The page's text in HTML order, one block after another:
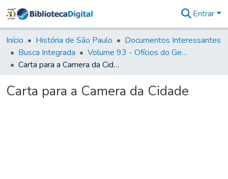
&
Coleções
Tudo na
Biblioteca
Estatísticas
Entrar
Início História de São Paulo
Documentos Interessantes
Busca Integrada
Volume 93 - Ofícios do General D. Luiz em favor da praça do Iguatemi (1775)
Carta para a Camera da Cidade
Carta para a Camera da Cidade